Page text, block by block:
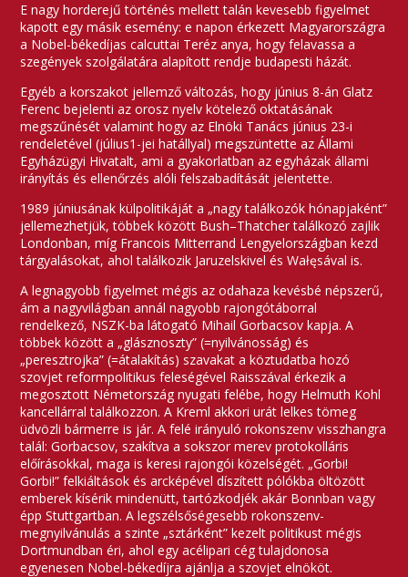
E nagy horderejű történés mellett talán kevesebb figyelmet
kapott egy másik esemény: e napon érkezett Magyarországra
a Nobel-békedíjas calcuttai Teréz anya, hogy felavassa a
szegények szolgálatára alapított rendje budapesti házát.
Egyéb a korszakot jellemző változás, hogy június 8-án Glatz
Ferenc bejelenti az orosz nyelv kötelező oktatásának
megszűnését valamint hogy az Elnöki Tanács június 23-i
rendeletével (július1-jei hatállyal) megszüntette az Állami
Egyházügyi Hivatalt, ami a gyakorlatban az egyházak állami
irányítás és ellenőrzés alóli felszabadítását jelentette.
1989 júniusának külpolitikáját a „nagy találkozók hónapjaként”
jellemezhetjük, többek között Bush–Thatcher találkozó zajlik
Londonban, míg Francois Mitterrand Lengyelországban kezd
tárgyalásokat, ahol találkozik Jaruzelskivel és Wałęsával is.
A legnagyobb figyelmet mégis az odahaza kevésbé népszerű,
ám a nagyvilágban annál nagyobb rajongótáborral
rendelkező, NSZK-ba látogató Mihail Gorbacsov kapja. A
többek között a „glásznoszty” (=nyilvánosság) és
„peresztrojka” (=átalakítás) szavakat a köztudatba hozó
szovjet reformpolitikus feleségével Raisszával érkezik a
megosztott Németország nyugati felébe, hogy Helmuth Kohl
kancellárral találkozzon. A Kreml akkori urát lelkes tömeg
üdvözli bármerre is jár. A felé irányuló rokonszenv visszhangra
talál: Gorbacsov, szakítva a sokszor merev protokolláris
előírásokkal, maga is keresi rajongói közelségét. „Gorbi!
Gorbi!” felkiáltások és arcképével díszített pólókba öltözött
emberek kísérik mindenütt, tartózkodjék akár Bonnban vagy
épp Stuttgartban. A legszélsőségesebb rokonszenv-
megnyilvánulás a szinte „sztárként” kezelt politikust mégis
Dortmundban éri, ahol egy acélipari cég tulajdonosa
egyenesen Nobel-békedíjra ajánlja a szovjet elnököt.